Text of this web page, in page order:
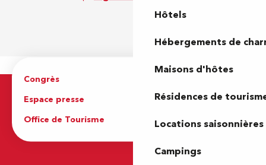
Hôtels
Hébergements de
Maisons d'hôtes
Résidences de
Locations saisonnières
Campings
Congrès
Espace presse
Brochures
Office de Tourisme